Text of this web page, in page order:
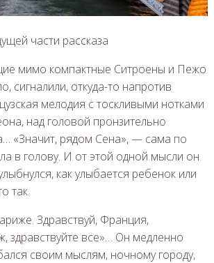
части рассказа
мимо компактные Ситроены и Пежо
сигналили, откуда-то напротив
мелодия с тоскливыми нотками
над головой пронзительно
«Значит, рядом Сена», — сама по
в голову. И от этой одной мысли он
как улыбается ребенок или
так.
Здравствуй, Франция,
здравствуйте все»… Он медленно
своим мыслям, ночному городу,